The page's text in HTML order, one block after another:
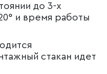
до 3-х
и время работы
стакан идет